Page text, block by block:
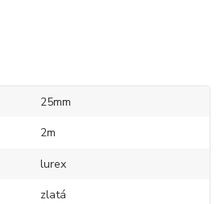
25mm
2m
lurex
zlatá